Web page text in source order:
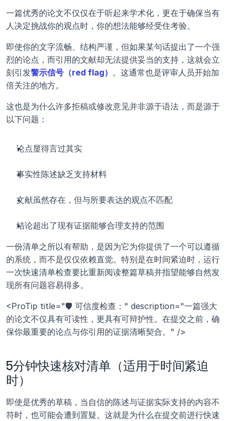
一篇优秀的论文不仅仅在于听起来学术化，更在于确保当有
人决定挑战你的观点时，你的想法能够经受住考验。
即使你的文字流畅、结构严谨，但如果某句话提出了一个强
烈的论点，而引用的文献却无法提供妥当的支持，这就会立
刻引发警示信号（red flag） 。这通常也是评审人员开始加
倍关注的地方。
这也是为什么许多拒稿或修改意见并非源于语法，而是源于
以下问题：
论点显得言过其实
事实性陈述缺乏支持材料
文献虽然存在，但与所要表达的观点不匹配
结论超出了现有证据能够合理支持的范围
一份清单之所以有帮助，是因为它为你提供了一个可以遵循
的系统，而不是仅仅依赖直觉。特别是在时间紧迫时，运行
一次快速清单检查要比重新阅读整篇草稿并指望能够自然发
现所有问题容易得多。
<ProTip title="🛡️ 可信度检查：" description="一篇强大
的论文不仅具有可读性，更具有可辩护性。在提交之前，确
保你最重要的论点与你引用的证据清晰契合。" />
5分钟快速核对清单（适用于时间紧迫
时）
即使是优秀的草稿，当自信的陈述与证据实际支持的内容不
符时，也可能会遭到置疑。这就是为什么在提交前进行快速